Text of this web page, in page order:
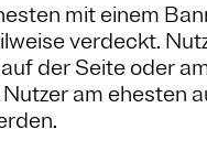
mit einem
verdeckt.
der Seite oder
am ehesten